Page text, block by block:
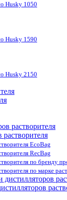
Husky 1050
Husky 1590
Husky 2150
EcoBag
RecBag
по бренду
по марке